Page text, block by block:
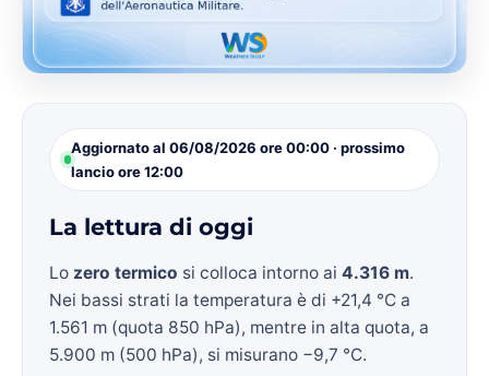
Aggiornato al 06/08/2026 ore 00:00 · prossimo
lancio ore 12:00
La lettura di oggi
Lo zero termico si colloca intorno ai 4.316 m.
Nei bassi strati la temperatura è di +21,4 °C a
1.561 m (quota 850 hPa), mentre in alta quota, a
5.900 m (500 hPa), si misurano −9,7 °C.